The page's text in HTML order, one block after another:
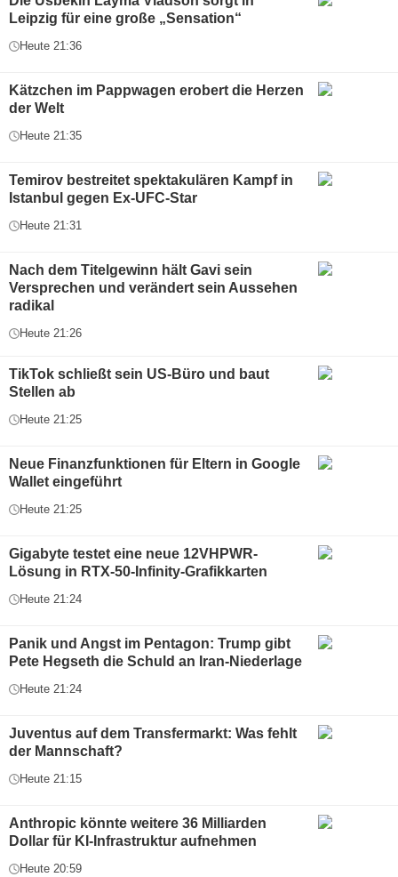
Leipzig für eine große „Sensation“
Heute 21:36
Kätzchen im Pappwagen erobert die Herzen
der Welt
Heute 21:35
Temirov bestreitet spektakulären Kampf in
Istanbul gegen Ex-UFC-Star
Heute 21:31
Nach dem Titelgewinn hält Gavi sein
Versprechen und verändert sein Aussehen
radikal
Heute 21:26
TikTok schließt sein US-Büro und baut
Stellen ab
Heute 21:25
Neue Finanzfunktionen für Eltern in Google
Wallet eingeführt
Heute 21:25
Gigabyte testet eine neue 12VHPWR-
Lösung in RTX-50-Infinity-Grafikkarten
Heute 21:24
Panik und Angst im Pentagon: Trump gibt
Pete Hegseth die Schuld an Iran-Niederlage
Heute 21:24
Juventus auf dem Transfermarkt: Was fehlt
der Mannschaft?
Heute 21:15
Anthropic könnte weitere 36 Milliarden
Dollar für KI-Infrastruktur aufnehmen
Heute 20:59